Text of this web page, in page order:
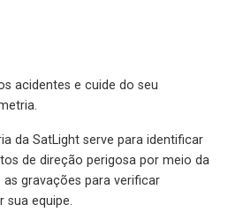
acidentes e cuide do seu
da SatLight serve para identificar
de direção perigosa por meio da
gravações para verificar
sua equipe.